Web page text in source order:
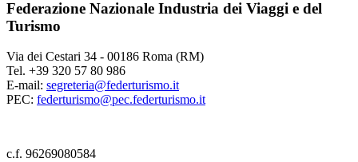
Federazione Nazionale Industria dei Viaggi e del
Turismo
Via dei Cestari 34 - 00186 Roma (RM)
Tel. +39 320 57 80 986
E-mail: segreteria@federturismo.it
PEC: federturismo@pec.federturismo.it
c.f. 96269080584